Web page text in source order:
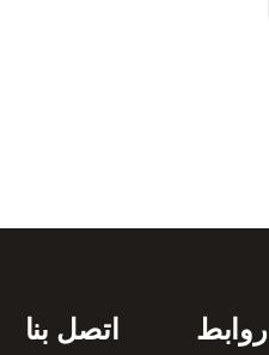
روابط
اتصل بنا